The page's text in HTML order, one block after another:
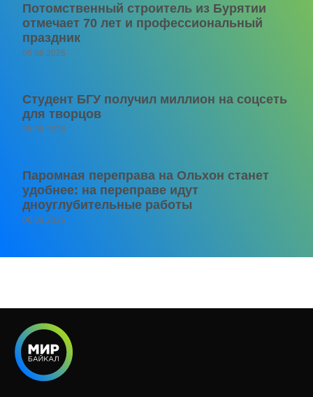
Потомственный строитель из Бурятии
отмечает 70 лет и профессиональный
праздник
06.08.2026
Студент БГУ получил миллион на соцсеть
для творцов
06.08.2026
Паромная переправа на Ольхон станет
удобнее: на переправе идут
дноуглубительные работы
06.08.2026